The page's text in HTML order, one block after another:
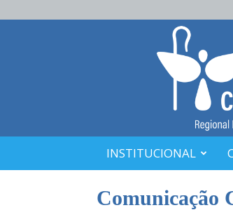
Nordeste
INSTITUCIONAL
Comunicação